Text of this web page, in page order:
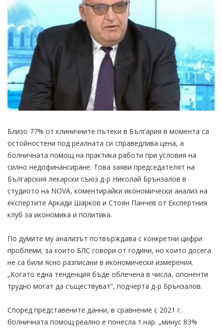
Близо 77% от клиничните пътеки в България в момента са
остойностени под реалната си справедлива цена, а
болничната помощ на практика работи при условия на
силно недофинансиране. Това заяви председателят на
Българския лекарски съюз д-р Николай Брънзалов в
студиото на NOVA, коментирайки икономически анализ на
експертите Аркади Шарков и Стоян Панчев от Експертния
клуб за икономика и политика.
По думите му анализът потвърждава с конкретни цифри
проблеми, за които БЛС говори от години, но които досега
не са били ясно разписани в икономически измерения.
„Когато една тенденция бъде облечена в числа, опоненти
трудно могат да съществуват“, подчерта д-р Брънзалов.
Според представените данни, в сравнение с 2021 г.
болничната помощ реално е понесла т.нар. „минус 83%